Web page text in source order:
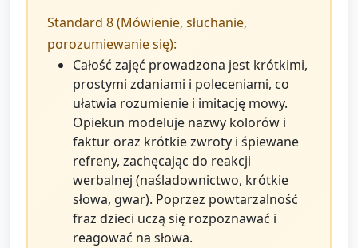
Standard 8 (Mówienie, słuchanie,
porozumiewanie się):
Całość zajęć prowadzona jest krótkimi,
prostymi zdaniami i poleceniami, co
ułatwia rozumienie i imitację mowy.
Opiekun modeluje nazwy kolorów i
faktur oraz krótkie zwroty i śpiewane
refreny, zachęcając do reakcji
werbalnej (naśladownictwo, krótkie
słowa, gwar). Poprzez powtarzalność
fraz dzieci uczą się rozpoznawać i
reagować na słowa.